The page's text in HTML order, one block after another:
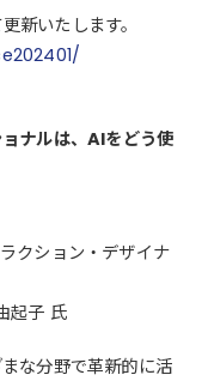
新いたします。
ナルは、AIをどう使
クション・デザイナ
起子 氏
な分野で革新的に活